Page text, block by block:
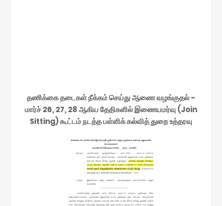
தணிக்கை தடைகள் நீக்கம் செய்து ஆணை வழங்குதல் -
மார்ச் 26, 27, 28 ஆகிய தேதிகளில் இணையமர்வு (Join
Sitting) கூட்டம் நடத்த பள்ளிக் கல்வித் துறை உத்தரவு